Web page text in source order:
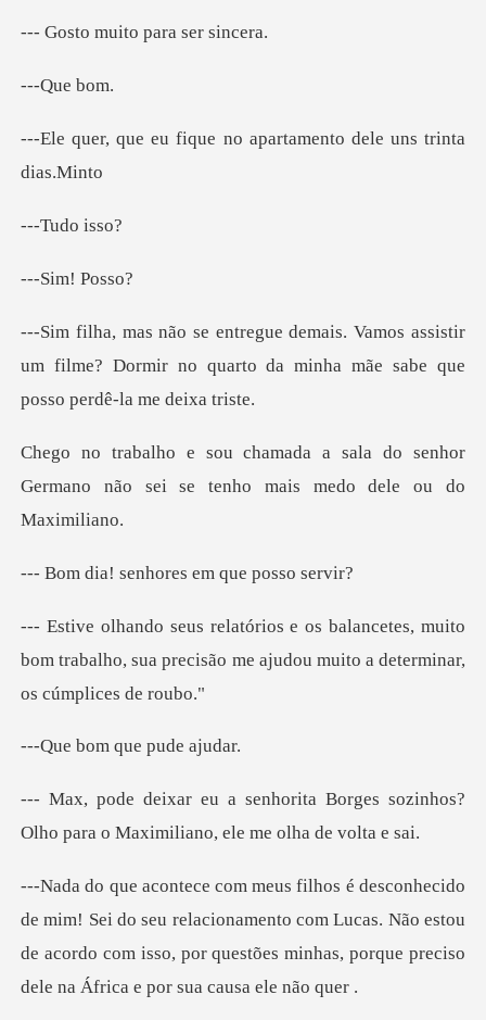
uito para s
Que
que no apartamento del
udo
im!
os assistir
um filme? Dormir no quarto da min
ala do senhor
Germano não sei se te
enhores em que
etes, muito
bom trabalho, sua precisão me ajud
m que pud
Borges sozinhos?
Olho para o Maxim
seu relacionamento com Lucas. Não estou
de acordo com isso, por questõ